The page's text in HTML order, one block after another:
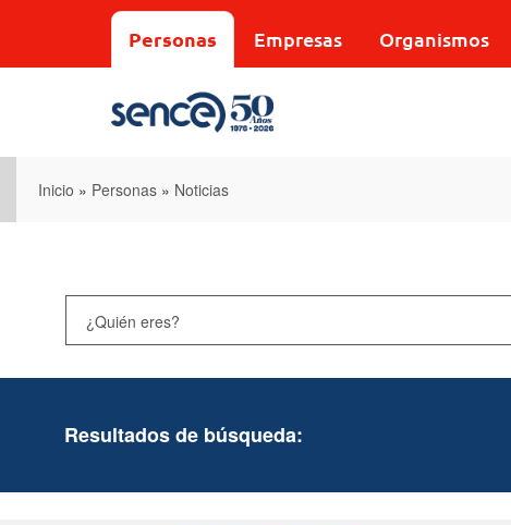
Personas Empresas Organismos
Inicio » Personas » Noticias
Resultados de búsqueda: